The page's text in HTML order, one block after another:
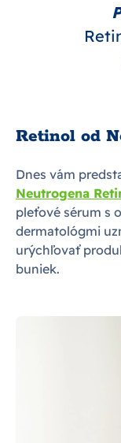
Retinol od
Dnes vám
Neutrogena
pleťové sérum s
dermatológmi
urýchľovať
buniek.